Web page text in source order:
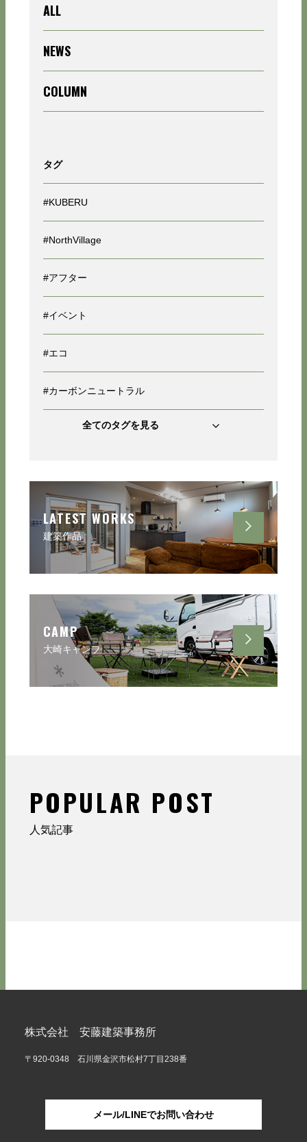
ALL
NEWS
COLUMN
タグ
#KUBERU
#NorthVillage
#アフター
#イベント
#エコ
#カーボンニュートラル
全てのタグを見る
LATEST WORKS
建築作品
CAMP
大崎キャンプ
POPULAR POST
人気記事
株式会社 安藤建築事務所
〒920-0348 石川県金沢市松村7丁目238番
メール/LINEでお問い合わせ